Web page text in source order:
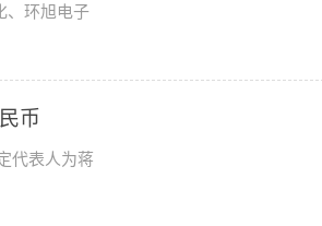
、环旭电子
币
代表人为蒋